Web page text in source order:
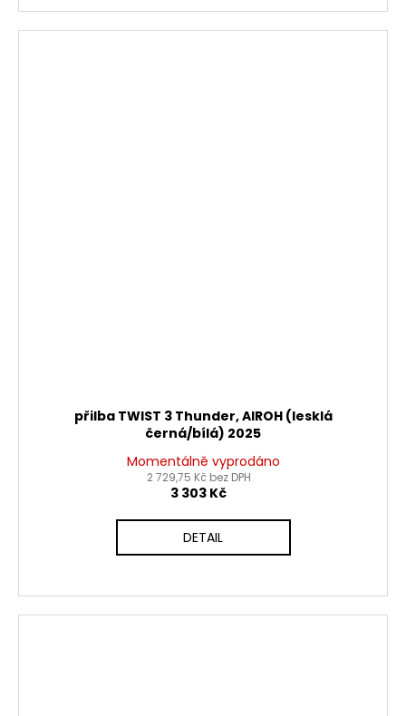
přilba TWIST 3 Thunder, AIROH (lesklá
černá/bílá) 2025
Momentálně vyprodáno
2 729,75 Kč bez DPH
3 303 Kč
DETAIL